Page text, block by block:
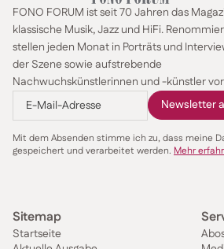
FONO FORUM ist seit 70 Jahren das
klassische Musik, Jazz und HiFi.
stellen jeden Monat in Porträts und
der Szene sowie aufstrebende
Nachwuchskünstlerinnen und -künstler
Mit dem Absenden stimme ich zu, dass meine
gespeichert und verarbeitet werden. Mehr
Sitemap
Startseite